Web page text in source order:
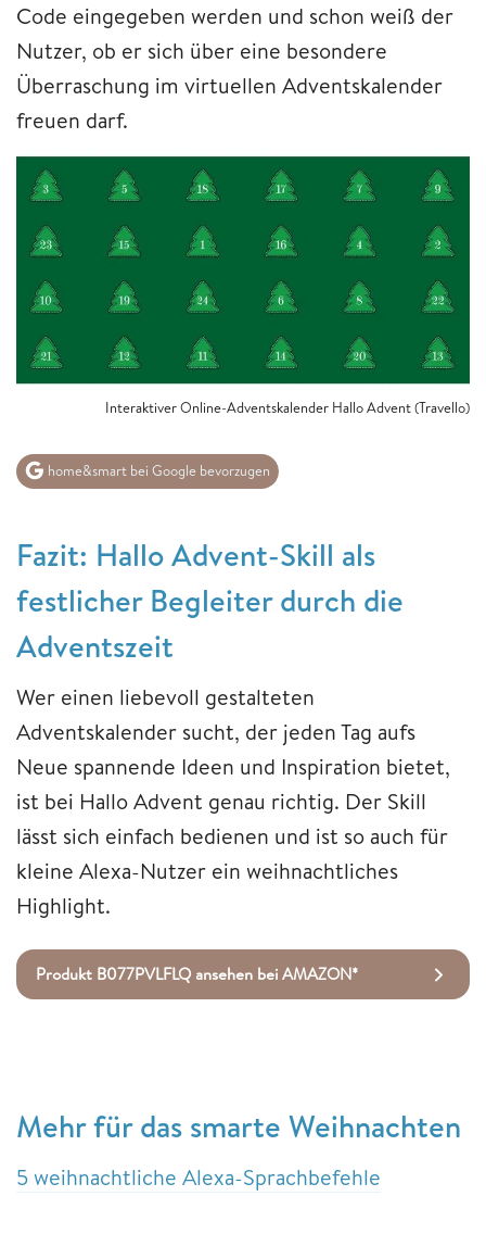
Code eingegeben werden und schon weiß der
Nutzer, ob er sich über eine besondere
Überraschung im virtuellen Adventskalender
freuen darf.
Interaktiver Online-Adventskalender Hallo Advent (Travello)
home&smart bei Google bevorzugen
Fazit: Hallo Advent-Skill als
festlicher Begleiter durch die
Adventszeit
Wer einen liebevoll gestalteten
Adventskalender sucht, der jeden Tag aufs
Neue spannende Ideen und Inspiration bietet,
ist bei Hallo Advent genau richtig. Der Skill
lässt sich einfach bedienen und ist so auch für
kleine Alexa-Nutzer ein weihnachtliches
Highlight.
Produkt B077PVLFLQ ansehen bei AMAZON*
Mehr für das smarte Weihnachten
5 weihnachtliche Alexa-Sprachbefehle